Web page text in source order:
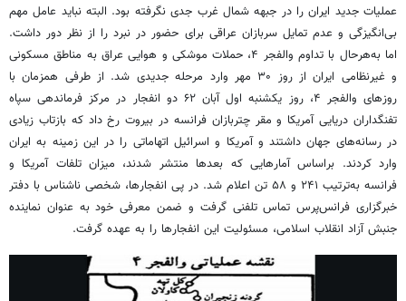
عملیات جدید ایران را در جبهه شمال غرب جدی نگرفته بود. البته نباید عامل مهم
بی‌انگیزگی و عدم تمایل سربازان عراقی برای حضور در نبرد را از نظر دور داشت.
اما به‌هرحال با تداوم والفجر ۴، حملات موشکی و هوایی عراق به مناطق مسکونی
و غیرنظامی ایران از روز ۳۰ مهر وارد مرحله جدیدی شد. از طرفی همزمان با
روزهای والفجر ۴، روز یکشنبه اول آبان ۶۲ دو انفجار در مرکز فرماندهی سپاه
تفنگداران دریایی آمریکا و مقر چتربازان فرانسه در بیروت رخ داد که بازتاب زیادی
در رسانه‌های جهان داشتند و آمریکا و اسرائیل اتهاماتی را در این زمینه به ایران
وارد کردند. براساس آمارهایی که بعدها منتشر شدند، میزان تلفات آمریکا و
فرانسه به‌ترتیب ۲۴۱ و ۵۸ تن اعلام شد. در پی انفجارها، شخصی ناشناس با دفتر
خبرگزاری فرانس‌پرس تماس تلفنی گرفت و ضمن معرفی خود به عنوان نماینده
جنبش آزاد انقلاب اسلامی، مسئولیت این انفجارها را به عهده گرفت.